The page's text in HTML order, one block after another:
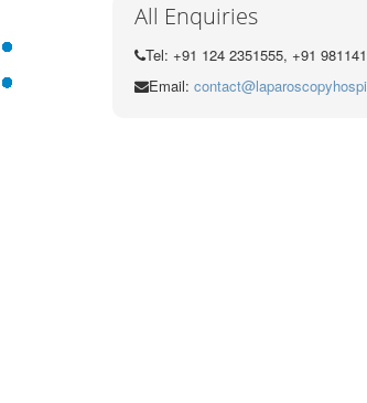
All Enquiries
Tel: +91 124 2351555, +91
Email: